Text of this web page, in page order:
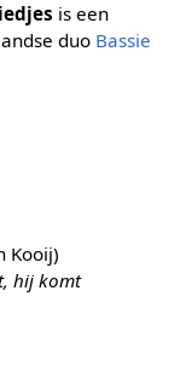
is een
duo Bassie
Kooij)
hij komt